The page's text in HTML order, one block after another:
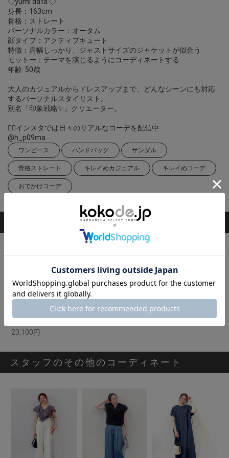
身長：163cm
骨格：ストレート
パーソナルカラー：オータム
顔タイプ：アクティブキュート
特徴：肩幅しっかり、ジャストサイズのジャケットが似合う
モットー：テーマを演じるようにコーディネートする
年齢: 50歳
大人のカジュアルからドレスアップまで、どんなシーンにも対応
するパーソナルスタイリスト。
別名「印象戦略✨」クリエーター。
❁⃘インスタでは日々のリアルなコーデを配信中
@h_p09ma
ワンピース ハンドバッグ サンダル
骨格ストレート キレイめカジュアル キレイめコーデ
おでかけコーデ
23,100円
スタッフのその他のコーディネート